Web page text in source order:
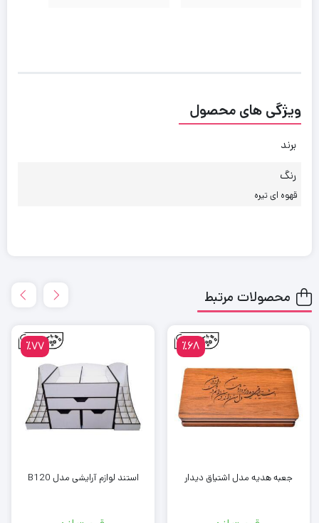
ویژگی های محصول
برند
رنگ
قهوه ای تیره
محصولات مرتبط
٪68
جعبه هدیه مدل اشتیاق دیدار
٪77
استند لوازم آرایشی مدل B120